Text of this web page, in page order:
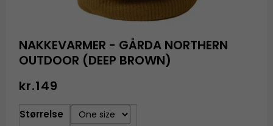
NAKKEVARMER - GÅRDA NORTHERN
OUTDOOR (DEEP BROWN)
kr.149
Størrelse